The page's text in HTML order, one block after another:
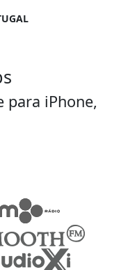
para iPhone,